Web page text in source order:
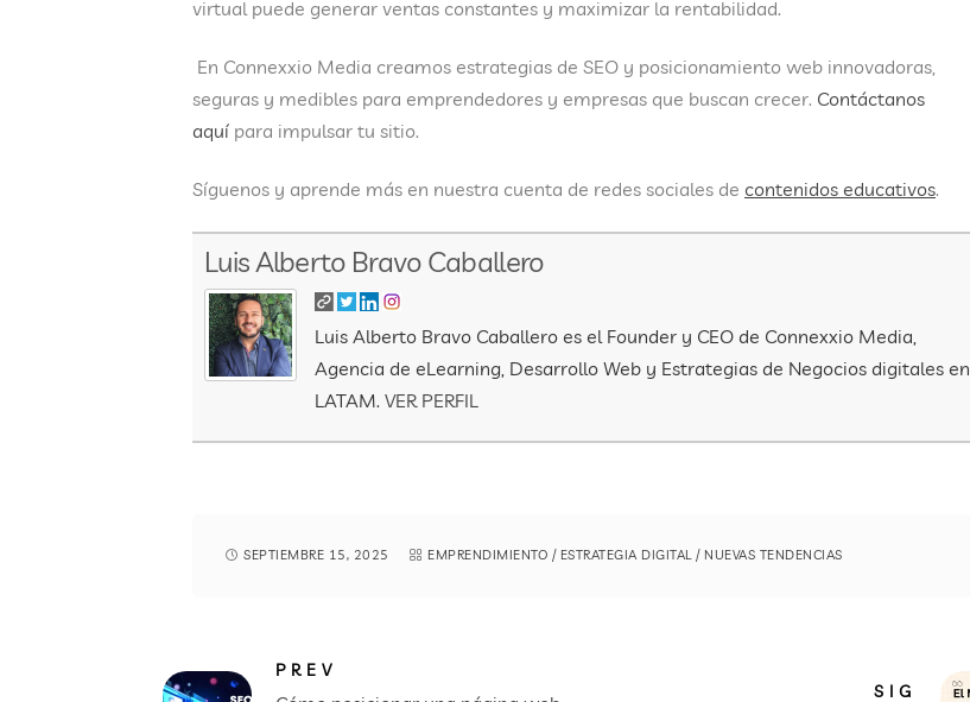
virtual puede generar ventas constantes y maximizar la rentabilidad.
En Connexxio Media creamos estrategias de SEO y posicionamiento web innovadoras,
seguras y medibles para emprendedores y empresas que buscan crecer. Contáctanos
aquí para impulsar tu sitio.
Síguenos y aprende más en nuestra cuenta de redes sociales de contenidos educativos.
Luis Alberto Bravo Caballero
Luis Alberto Bravo Caballero es el Founder y CEO de Connexxio Media,
Agencia de eLearning, Desarrollo Web y Estrategias de Negocios digitales en
LATAM. VER PERFIL
SEPTIEMBRE 15, 2025 EMPRENDIMIENTO / ESTRATEGIA DIGITAL/ NUEVAS TENDENCIAS
PREV
SIG